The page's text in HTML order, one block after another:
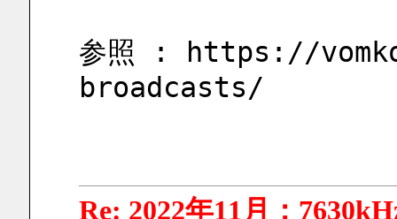
参照 : https://
broadcasts/
Re: 2022年11月：